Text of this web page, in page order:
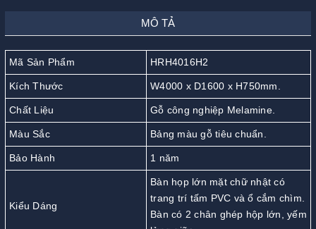
MÔ TẢ
Mã Sản Phẩm HRH4016H2
Kích Thước W4000 x D1600 x H750mm.
Chất Liệu Gỗ công nghiệp Melamine.
Màu Sắc Bảng màu gỗ tiêu chuẩn.
Bảo Hành 1 năm
Kiểu Dáng
Bàn họp lớn mặt chữ nhật có
trang trí tấm PVC và ổ cắm chìm.
Bàn có 2 chân ghép hộp lớn, yếm